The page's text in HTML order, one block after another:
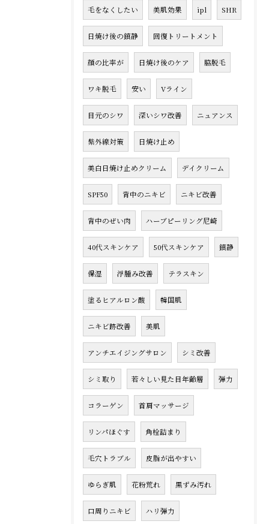
毛をなくしたい 美肌効果 ipl SHR
日焼け後の鎮静 回復トリートメント
顔の比率が 日焼け後のケア 脇脱毛
ワキ脱毛 安い Vライン
目元のシワ 深いシワ改善 ニュアンス
紫外線対策 日焼け止め
美白日焼け止めクリーム デイクリーム
SPF50 背中のニキビ ニキビ改善
背中のぜい肉 ハーブピーリング尼崎
40代スキンケア 50代スキンケア 鎮静
保湿 浮腫み改善 テラスキン
塗るヒアルロン酸 韓国肌
ニキビ跡改善 美肌
アンチエイジングサロン シミ改善
シミ取り 若々しい見た目年齢層 弾力
コラーゲン 首肩マッサージ
リンパほぐす 角栓詰まり
毛穴トラブル 皮脂が出やすい
ゆらぎ肌 花粉荒れ 黒ずみ汚れ
口周りニキビ ハリ弾力